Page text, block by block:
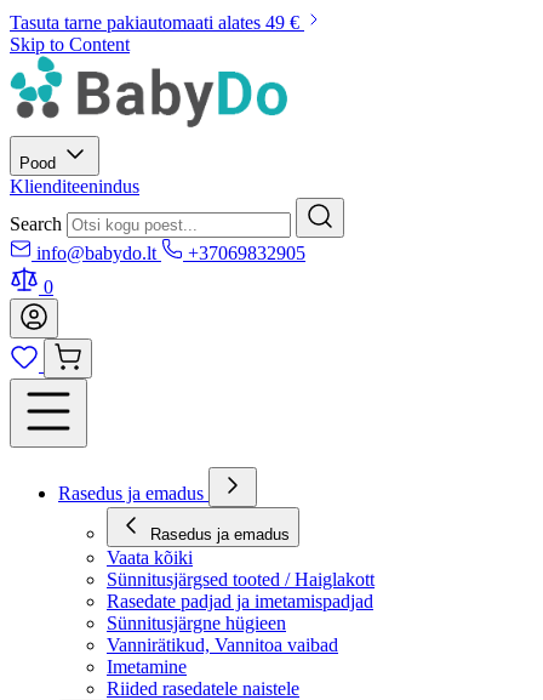
Tasuta tarne pakiautomaati alates 49 €
Skip to Content
Pood
Klienditeenindus
Search
info@babydo.lt
+37069832905
0
Rasedus ja emadus
Rasedus ja emadus
Vaata kõiki
Sünnitusjärgsed tooted / Haiglakott
Rasedate padjad ja imetamispadjad
Sünnitusjärgne hügieen
Vannirätikud, Vannitoa vaibad
Imetamine
Riided rasedatele naistele